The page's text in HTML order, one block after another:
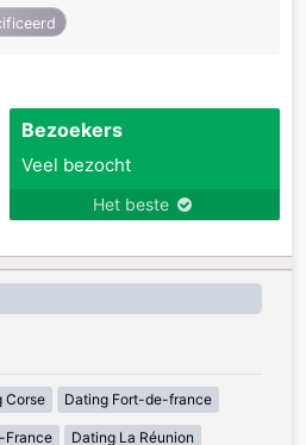
Bezoekers
Veel bezocht
Het beste
Corse Dating Fort-de-france
France Dating La Réunion